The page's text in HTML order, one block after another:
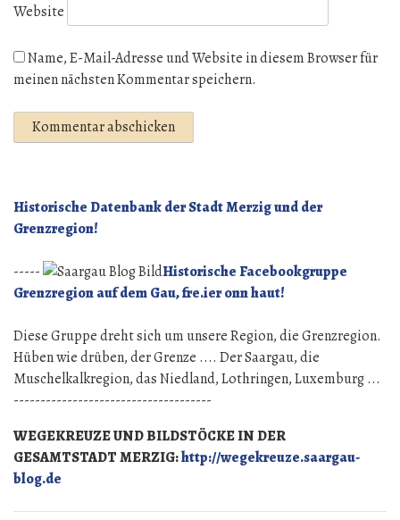
Website
Name, E-Mail-Adresse und Website in diesem Browser für
meinen nächsten Kommentar speichern.
Historische Datenbank der Stadt Merzig und der
Grenzregion!
-----
Historische Facebookgruppe
Grenzregion auf dem Gau, fre.ier onn haut!
Diese Gruppe dreht sich um unsere Region, die Grenzregion.
Hüben wie drüben, der Grenze .... Der Saargau, die
Muschelkalkregion, das Niedland, Lothringen, Luxemburg ...
-------------------------------------
WEGEKREUZE UND BILDSTÖCKE IN DER
GESAMTSTADT MERZIG:http://wegekreuze.saargau-
blog.de